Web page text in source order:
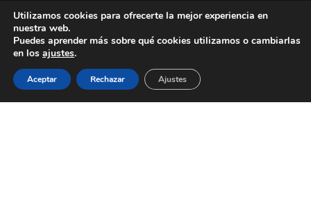
Utilizamos cookies para ofrecerte la mejor experiencia en
nuestra web.
Puedes aprender más sobre qué cookies utilizamos o cambiarlas
en los ajustes.
Aceptar Rechazar Ajustes